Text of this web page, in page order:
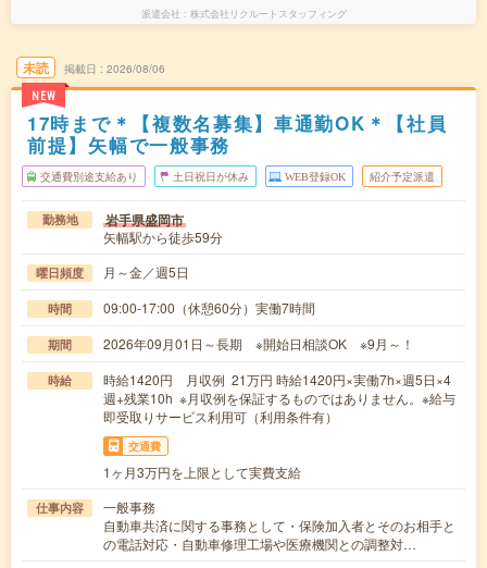
派遣会社 株式会社リクルートスタッフィング
未読
NEW
掲載日 2026/08/06
17時まで＊【複数名募集】車通勤OK＊【社員
前提】矢幅で一般事務
交通費別途支給あり 土日祝日が休み WEB登録OK 紹介予定派遣
勤務地 岩手県盛岡市
矢幅駅から徒歩59分
曜日頻度 月～金／週5日
時間 09:00-17:00（休憩60分）実働7時間
期間 2026年09月01日～長期 ※開始日相談OK ※9月～！
時給
時給1420円 月収例 21万円 時給1420円×実働7h×週5日×4
週+残業10h ※月収例を保証するものではありません。※給与
即受取りサービス利用可（利用条件有）
交通費
1ヶ月3万円を上限として実費支給
仕事内容
一般事務
自動車共済に関する事務として・保険加入者とそのお相手と
の電話対応・自動車修理工場や医療機関との調整対…